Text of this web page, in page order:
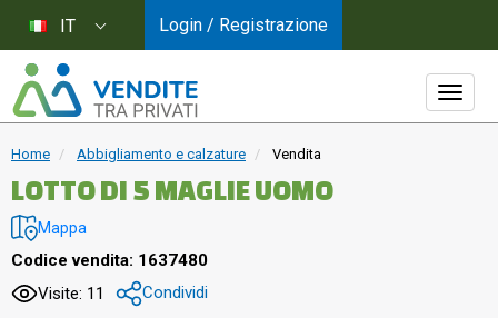
Home Abbigliamento e calzature Vendita
LOTTO DI 5 MAGLIE UOMO
Mappa
Codice vendita: 1637480
Visite: 11
Condividi
IT Login / Registrazione